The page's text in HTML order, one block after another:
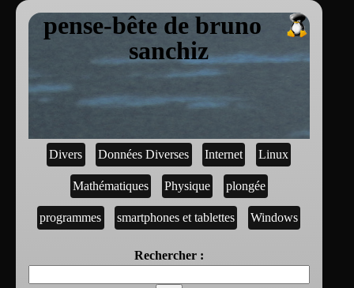
pense-bête de bruno
sanchiz
Divers Données Diverses Internet Linux
Mathématiques Physique plongée
programmes smartphones et tablettes Windows
Rechercher :